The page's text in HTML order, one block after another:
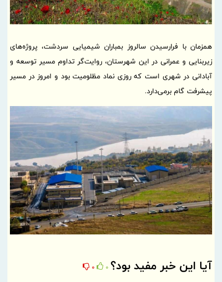
همزمان با فرارسیدن سالروز بمباران شیمیایی سردشت، پروژه‌های
زیربنایی و عمرانی در این شهرستان، روایت‌گر تداوم مسیر توسعه و
آبادانی در شهری است که روزی نماد مظلومیت بود و امروز در مسیر
پیشرفت گام برمی‌دارد.
آیا این خبر مفید بود؟ 0
0